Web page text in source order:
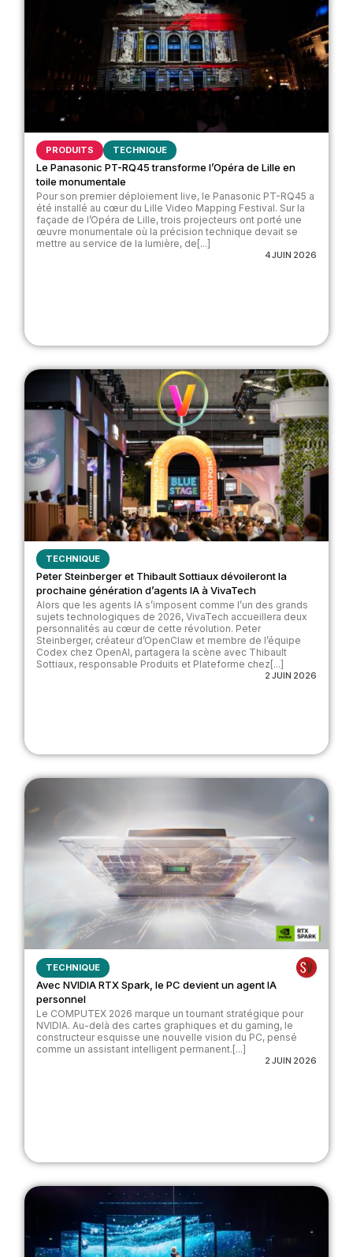
PRODUITS TECHNIQUE
Le Panasonic PT-RQ45 transforme l’Opéra de Lille en
toile monumentale
Pour son premier déploiement live, le Panasonic PT-RQ45 a
été installé au cœur du Lille Video Mapping Festival. Sur la
façade de l’Opéra de Lille, trois projecteurs ont porté une
œuvre monumentale où la précision technique devait se
mettre au service de la lumière, de[...]
4 JUIN 2026
TECHNIQUE
Peter Steinberger et Thibault Sottiaux dévoileront la
prochaine génération d’agents IA à VivaTech
Alors que les agents IA s’imposent comme l’un des grands
sujets technologiques de 2026, VivaTech accueillera deux
personnalités au cœur de cette révolution. Peter
Steinberger, créateur d’OpenClaw et membre de l’équipe
Codex chez OpenAI, partagera la scène avec Thibault
Sottiaux, responsable Produits et Plateforme chez[...]
2 JUIN 2026
TECHNIQUE
Avec NVIDIA RTX Spark, le PC devient un agent IA
personnel
Le COMPUTEX 2026 marque un tournant stratégique pour
NVIDIA. Au-delà des cartes graphiques et du gaming, le
constructeur esquisse une nouvelle vision du PC, pensé
comme un assistant intelligent permanent.[...]
2 JUIN 2026